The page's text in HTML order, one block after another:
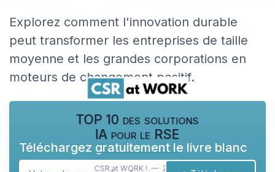
Explorez comment l'innovation durable
peut transformer les entreprises de taille
moyenne et les grandes corporations en
moteurs de changement positif.
TOP 10 des solutions
IA pour le RSE
CSR at WORK ! — 2026
Téléchargez gratuitement le livre blanc